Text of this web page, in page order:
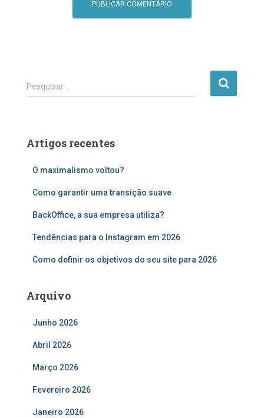
P
e
i
Pesquisar …
Artigos recentes
O maximalismo voltou?
Como garantir uma transição suave
BackOffice, a sua empresa utiliza?
Tendências para o Instagram em 2026
Como definir os objetivos do seu site para 2026
Arquivo
Junho 2026
Abril 2026
Março 2026
Fevereiro 2026
Janeiro 2026